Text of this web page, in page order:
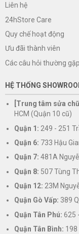
Liên hệ
24hStore Care
Quy chế hoạt động
Ưu đãi thành viên
Các câu hỏi thường gặp
HỆ THỐNG
[Trung tâm sửa
HCM (Quận 10 cũ)
Quận 1: 249 - 251
Quận 6: 733 Hậu
Quận 7: 481A
Quận 8: 507 Tùng
Quận 12: 23M
Quận Gò Vấp: 389
Quận Tân Phú: 625
Quận Tân Bình: 198